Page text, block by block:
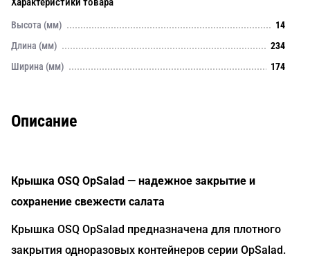
Высота (мм)
14
Длина (мм)
234
Ширина (мм)
174
Описание
Крышка OSQ OpSalad — надежное закрытие и
сохранение свежести салата
Крышка OSQ OpSalad предназначена для плотного
закрытия одноразовых контейнеров серии OpSalad.